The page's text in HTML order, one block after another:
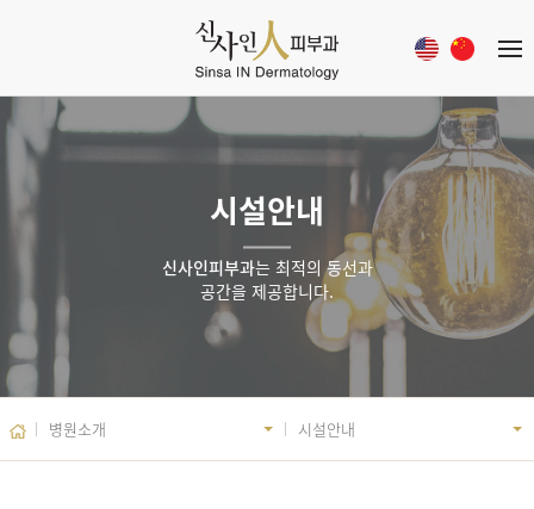
시설안내
신사인피부과는 최적의 동선과
공간을 제공합니다.
병원소개 시설안내